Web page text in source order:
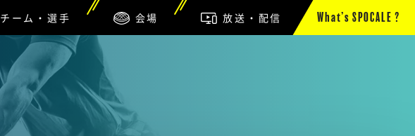
チーム・選手 会場 放送・配信 What’s SPOCALE ?